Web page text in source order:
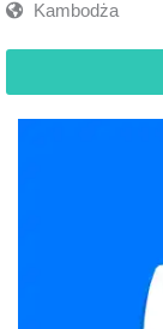
Kambodża